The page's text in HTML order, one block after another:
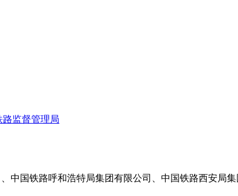
路监督管理局
国铁路呼和浩特局集团有限公司、中国铁路西安局集